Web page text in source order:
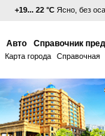
+19... 22 °С Ясно, без
Авто Справочник
Карта города Справочная